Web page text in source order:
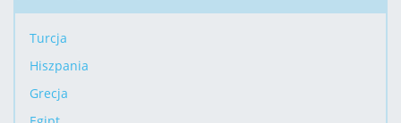
Turcja
Hiszpania
Grecja